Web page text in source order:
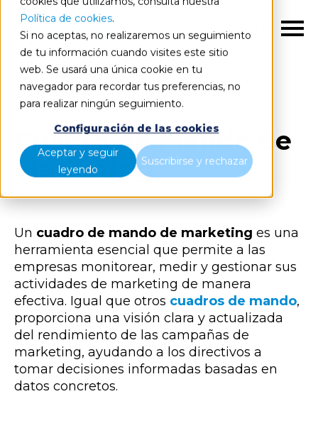
Política de cookies.
Si no aceptas, no realizaremos un seguimiento
de tu información cuando visites este sitio
web. Se usará una única cookie en tu
navegador para recordar tus preferencias, no
para realizar ningún seguimiento.
Configuración de las cookies
Aceptar y seguir
leyendo
Suscribirse y rechazar
Cuadro de Mando de
Marketing
Un cuadro de mando de marketing es una
herramienta esencial que permite a las
empresas monitorear, medir y gestionar sus
actividades de marketing de manera
efectiva. Igual que otros cuadros de mando,
proporciona una visión clara y actualizada
del rendimiento de las campañas de
marketing, ayudando a los directivos a
tomar decisiones informadas basadas en
datos concretos.